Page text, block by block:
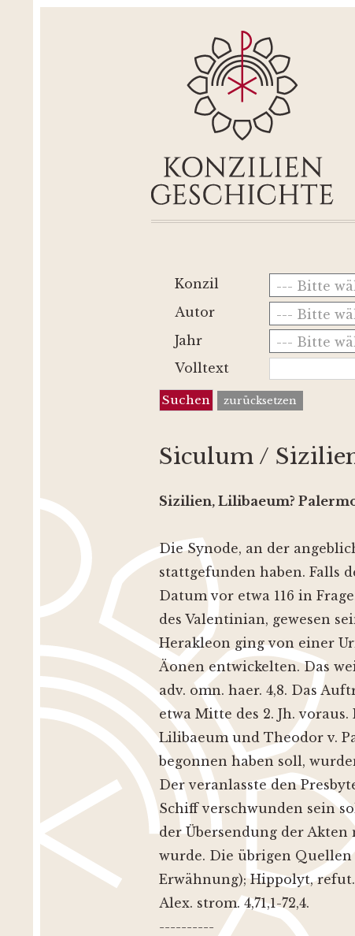
Konzil
--- Bitte
Autor
--- Bitte
Jahr
--- Bitte
Volltext
zurücksetzen
Siculum /
Sizilien, Lilibaeum?
Die Synode, an der
stattgefunden haben. Falls
Datum vor etwa 116 in
des Valentinian, gewesen
Herakleon ging von einer
Äonen entwickelten. Das
adv. omn. haer. 4,8. Das
etwa Mitte des 2. Jh. voraus.
Lilibaeum und Theodor v.
begonnen haben soll,
Der veranlasste den
Schiff verschwunden sein
der Übersendung der Akten
wurde. Die übrigen Quellen
Erwähnung); Hippolyt, refut.
Alex. strom. 4,71,1-72,4.
----------